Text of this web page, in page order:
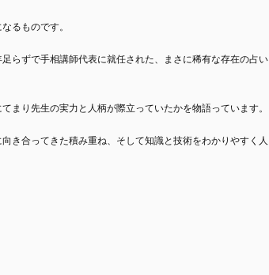
るものです。
らずで手相講師代表に就任された、まさに稀有な存在の占い
まり先生の実力と人柄が際立っていたかを物語っています。
き合ってきた積み重ね、そして知識と技術をわかりやすく人